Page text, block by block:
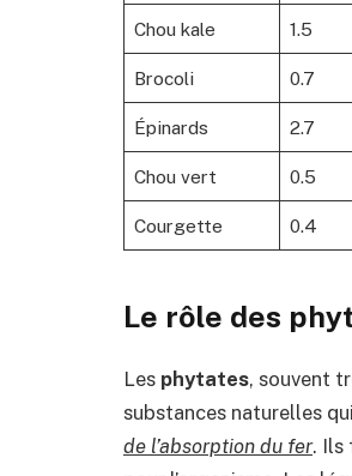
Chou kale 1.5
Brocoli 0.7
Épinards 2.7
Chou vert 0.5
Courgette 0.4
Le rôle des
Les phytates, souvent
substances naturelles
de l’absorption du fer. Ils